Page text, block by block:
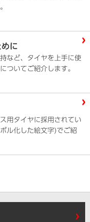
に
など、タイヤを上手に使
ついてご紹介します。
用タイヤに採用されてい
ル化した絵文字)でご紹